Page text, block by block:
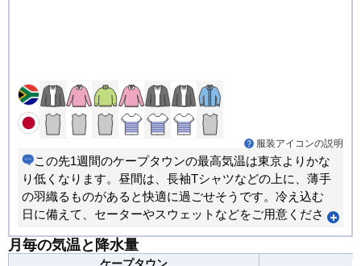
服装アイコンの説明
この先1週間のケープタウンの最高気温は東京よりかな
り低くなります。昼間は、長袖Tシャツなどの上に、薄手
の羽織るものがあると快適に過ごせそうです。冷え込む
日に備えて、セーターやスウェットなどをご用意くださ
調節できる服装がおすすめです。日毎の気温差が大きく
月毎の気温と降水量